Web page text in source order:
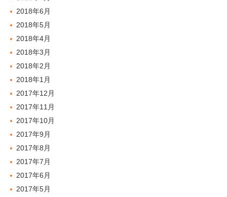
2018年6月
2018年5月
2018年4月
2018年3月
2018年2月
2018年1月
2017年12月
2017年11月
2017年10月
2017年9月
2017年8月
2017年7月
2017年6月
2017年5月